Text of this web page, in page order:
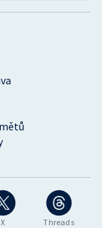
X Threads